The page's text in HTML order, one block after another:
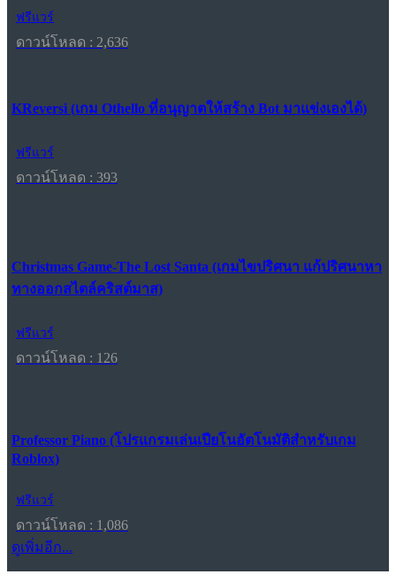
ฟรีแวร์
ดาวน์โหลด : 2,636
KReversi (เกม Othello ที่อนุญาตให้สร้าง Bot มาแข่งเองได้)
ฟรีแวร์
ดาวน์โหลด : 393
Christmas Game-The Lost Santa (เกมไขปริศนา แก้ปริศนาหา
ทางออกสไตล์คริสต์มาส)
ฟรีแวร์
ดาวน์โหลด : 126
Professor Piano (โปรแกรมเล่นเปียโนอัตโนมัติสำหรับเกม
Roblox)
ฟรีแวร์
ดาวน์โหลด : 1,086
ดูเพิ่มอีก...